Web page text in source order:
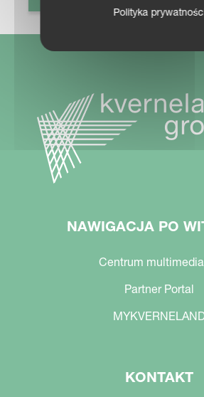
NAWIGACJA PO
Centrum
Partner Portal
KONTAKT
Polityka